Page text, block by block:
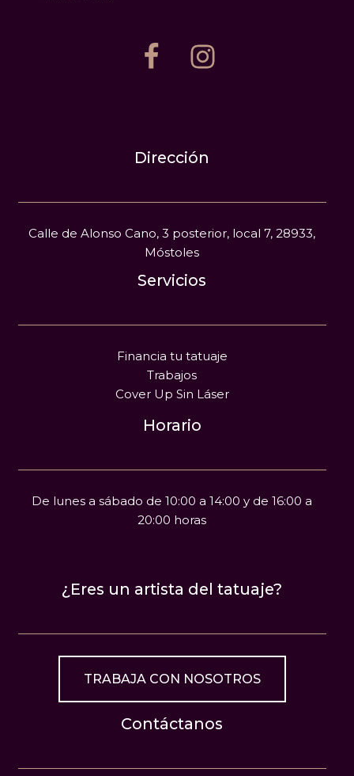
Dirección
Calle de Alonso Cano, 3 posterior, local 7, 28933,
Móstoles
Servicios
Financia tu tatuaje
Trabajos
Cover Up Sin Láser
Horario
De lunes a sábado de 10:00 a 14:00 y de 16:00 a
20:00 horas
¿Eres un artista del tatuaje?
TRABAJA CON NOSOTROS
Contáctanos